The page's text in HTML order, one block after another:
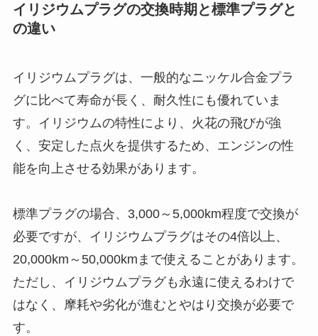
イリジウムプラグの交換時期と標準プラグと
の違い
イリジウムプラグは、一般的なニッケル合金プラ
グに比べて寿命が長く、耐久性にも優れていま
す。イリジウムの特性により、火花の飛びが強
く、安定した点火を提供するため、エンジンの性
能を向上させる効果があります。
標準プラグの場合、3,000～5,000km程度で交換が
必要ですが、イリジウムプラグはその4倍以上、
20,000km～50,000kmまで使えることがあります。
ただし、イリジウムプラグも永遠に使えるわけで
はなく、摩耗や劣化が進むとやはり交換が必要で
す。